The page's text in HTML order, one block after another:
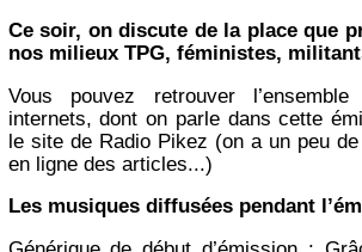
Ce soir, on discute de la place que
nos milieux TPG, féministes,
Vous pouvez retrouver
internets, dont on parle dans cette
le site de Radio Pikez (on a un peu
en ligne des articles...)
Les musiques diffusées pendant